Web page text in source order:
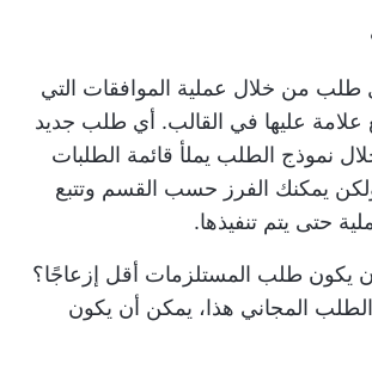
طلب من خلال عملية الموافقات التي
عليها في القالب. أي طلب جديد
نموذج الطلب يملأ قائمة الطلبات
ولكن يمكنك الفرز حسب القسم وتتبع
حتى يتم تنفيذها.
أن يكون طلب المستلزمات أقل إزعاجًا؟
المجاني هذا، يمكن أن يكون